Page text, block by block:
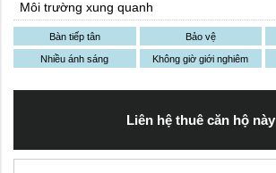
Môi trường xung quanh
Bàn tiếp tân Bảo vệ
Nhiều ánh sáng Không giờ giới nghiêm
Liên hệ thuê căn hộ này